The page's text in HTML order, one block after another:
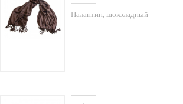
Палантин, шоколадный